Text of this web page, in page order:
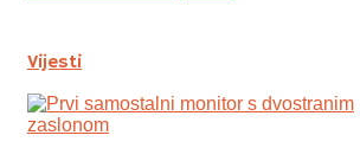
Vijesti